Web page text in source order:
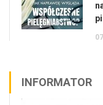
07
INFORMATOR